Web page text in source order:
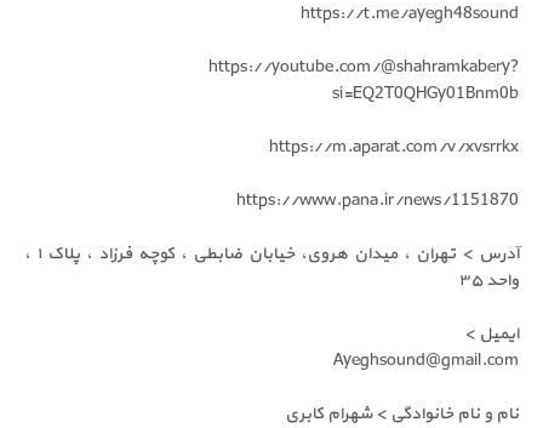
https://t.me/ayegh48sound
https://youtube.com/@shahramkabery?
si=EQ2T0QHGy01Bnm0b
https://m.aparat.com/v/xvsrrkx
https://www.pana.ir/news/1151870
آدرس > تهران ، میدان هروی، خیابان ضابطی ، کوچه فرزاد ، پلاک ۱ ،
واحد ۳۵
ایمیل >
Ayeghsound@gmail.com
نام و نام خانوادگی > شهرام کابری